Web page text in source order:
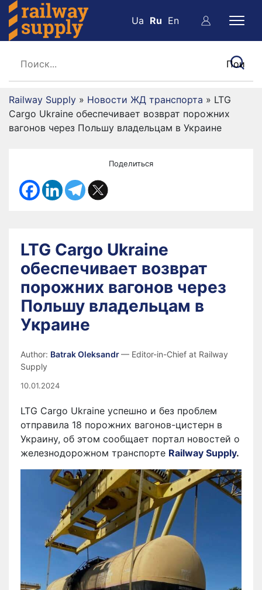
Ua Ru En
Railway Supply » Новости ЖД транспорта » LTG
Cargo Ukraine обеспечивает возврат порожних
вагонов через Польшу владельцам в Украине
Поделиться
LTG Cargo Ukraine
обеспечивает возврат
порожних вагонов через
Польшу владельцам в
Украине
Author: Batrak Oleksandr— Editor-in-Chief at Railway
Supply
10.01.2024
LTG Cargo Ukraine успешно и без проблем
отправила 18 порожних вагонов-цистерн в
Украину, об этом сообщает портал новостей о
железнодорожном транспорте Railway Supply.